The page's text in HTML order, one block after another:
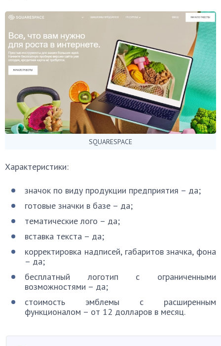
SQUARESPACE
Характеристики:
значок по виду продукции предприятия – да;
готовые значки в базе – да;
тематические лого – да;
вставка текста – да;
корректировка надписей, габаритов значка, фона
– да;
бесплатный логотип с ограниченными
возможностями – да;
стоимость эмблемы с расширенным
функционалом – от 12 долларов в месяц.